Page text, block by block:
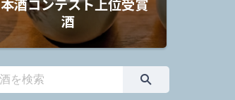
酒コンテスト上位受賞
酒